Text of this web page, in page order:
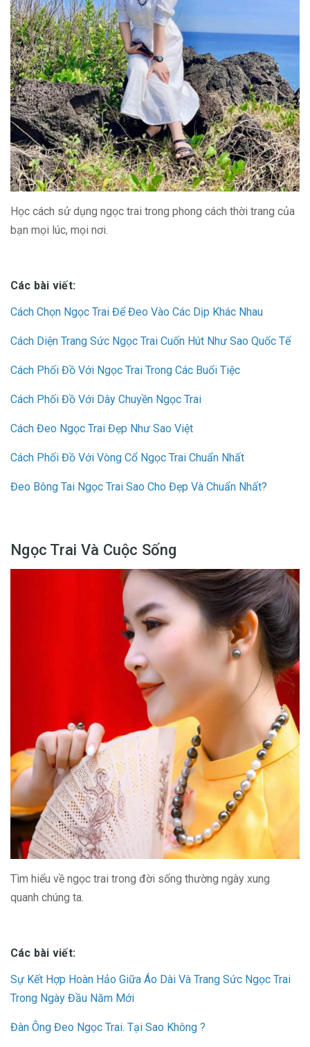
Học cách sử dụng ngọc trai trong phong cách thời trang của
bạn mọi lúc, mọi nơi.
Các bài viết:
Cách Chọn Ngọc Trai Để Đeo Vào Các Dịp Khác Nhau
Cách Diện Trang Sức Ngọc Trai Cuốn Hút Như Sao Quốc Tế
Cách Phối Đồ Với Ngọc Trai Trong Các Buổi Tiệc
Cách Phối Đồ Với Dây Chuyền Ngọc Trai
Cách Đeo Ngọc Trai Đẹp Như Sao Việt
Cách Phối Đồ Với Vòng Cổ Ngọc Trai Chuẩn Nhất
Đeo Bông Tai Ngọc Trai Sao Cho Đẹp Và Chuẩn Nhất?
Ngọc Trai Và Cuộc Sống
Tìm hiểu về ngọc trai trong đời sống thường ngày xung
quanh chúng ta.
Các bài viết:
Sự Kết Hợp Hoàn Hảo Giữa Áo Dài Và Trang Sức Ngọc Trai
Trong Ngày Đầu Năm Mới
Đàn Ông Đeo Ngọc Trai. Tại Sao Không ?